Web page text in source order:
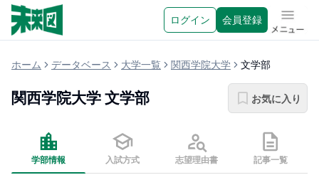
ログイン 会員登録 メニュ
ホーム データベース 大学一覧 関西学院大学 文学部
関西学院大学 文学部 お気に入り
学部情報 入試方式 志望理由書 記事一覧